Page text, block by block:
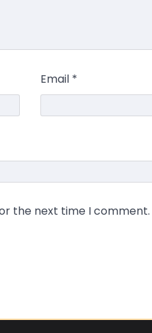
Email *
the next time I comment.